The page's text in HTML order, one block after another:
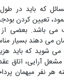
که باید در طول
تعیین کردن
می باشد. بعضی از
می دهند بسیار
شوید که باید
مشعل آرایی، اتاق
هر نفر میهمان